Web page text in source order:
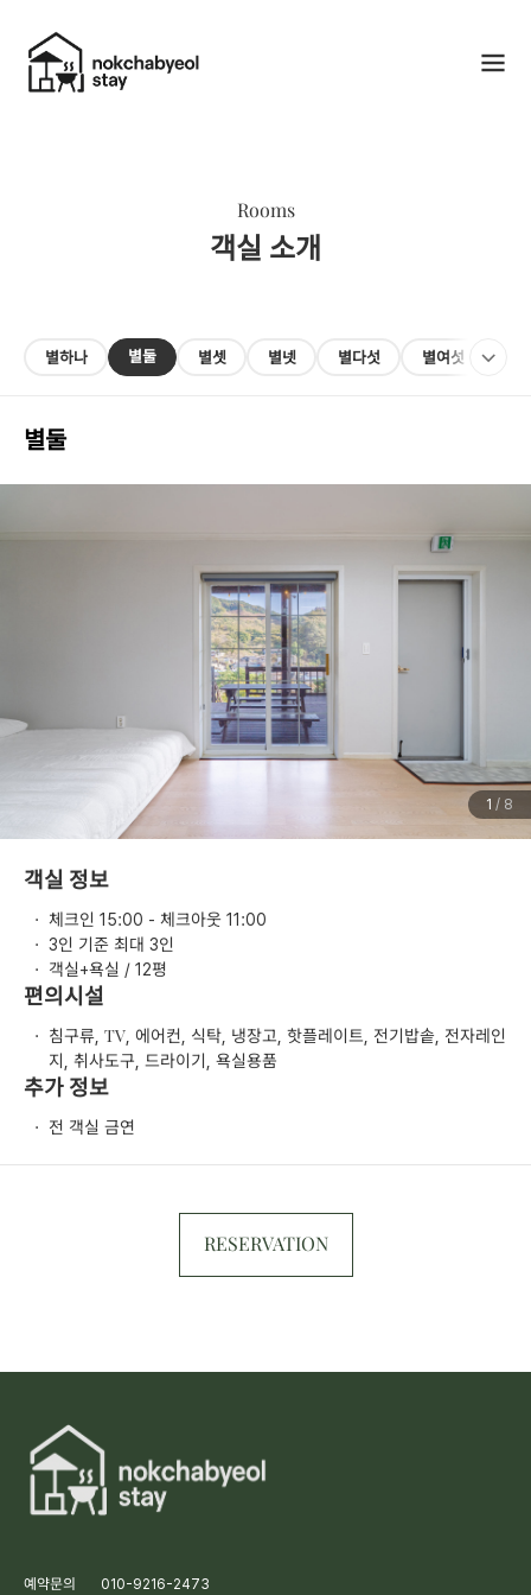
Rooms
객실 소개
별하나 별둘 별셋 별넷 별다섯 별여섯
별둘
1 / 8
객실 정보
· 체크인 15:00 - 체크아웃 11:00
· 3인 기준 최대 3인
·
객실+욕실 / 12평
편의시설
·
침구류, TV, 에어컨, 식탁, 냉장고, 핫플레이트, 전기밥솥, 전자레인
지, 취사도구, 드라이기, 욕실용품
추가 정보
· 전 객실 금연
RESERVATION
예약문의 010-9216-2473